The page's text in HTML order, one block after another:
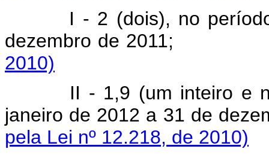
I - 2 (dois), no
dezembro de
2010)
II - 1,9 (um inteiro e
janeiro de 2012 a 31 de
pela Lei nº 12.218, de 2010)